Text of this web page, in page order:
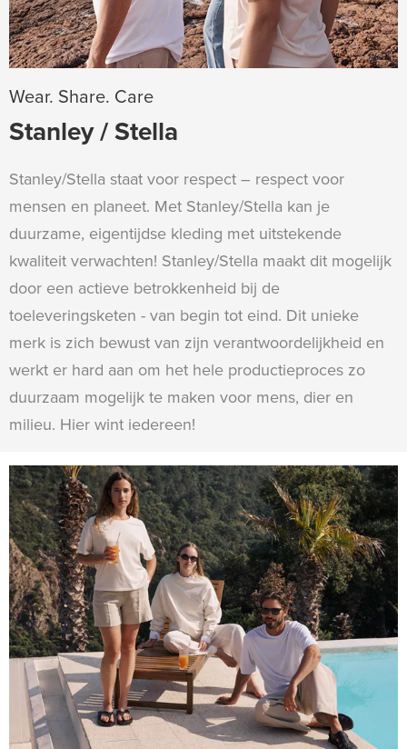
Wear. Share. Care
Stanley / Stella
Stanley/Stella staat voor respect – respect voor
mensen en planeet. Met Stanley/Stella kan je
duurzame, eigentijdse kleding met uitstekende
kwaliteit verwachten! Stanley/Stella maakt dit mogelijk
door een actieve betrokkenheid bij de
toeleveringsketen - van begin tot eind. Dit unieke
merk is zich bewust van zijn verantwoordelijkheid en
werkt er hard aan om het hele productieproces zo
duurzaam mogelijk te maken voor mens, dier en
milieu. Hier wint iedereen!